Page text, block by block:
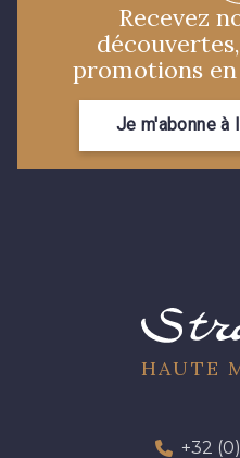
Recevez
promotions
Je m'abonne à
HAUTE
+32